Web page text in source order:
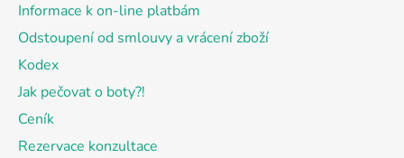
Informace k on-line platbám
Odstoupení od smlouvy a vrácení zboží
Kodex
Jak pečovat o boty?!
Ceník
Rezervace konzultace